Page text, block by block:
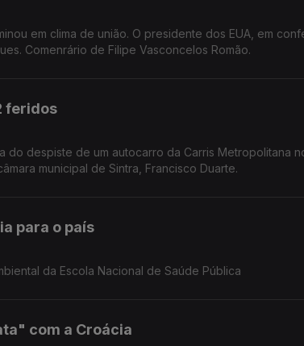
em clima de união. O presidente dos EUA, em
Comenrário de Filipe Vasconcelos Romão.
feridos
da câmara municipal de Sintra, Francisco Duarte.
para o país
da Escola Nacional de Saúde Pública
com a Croácia